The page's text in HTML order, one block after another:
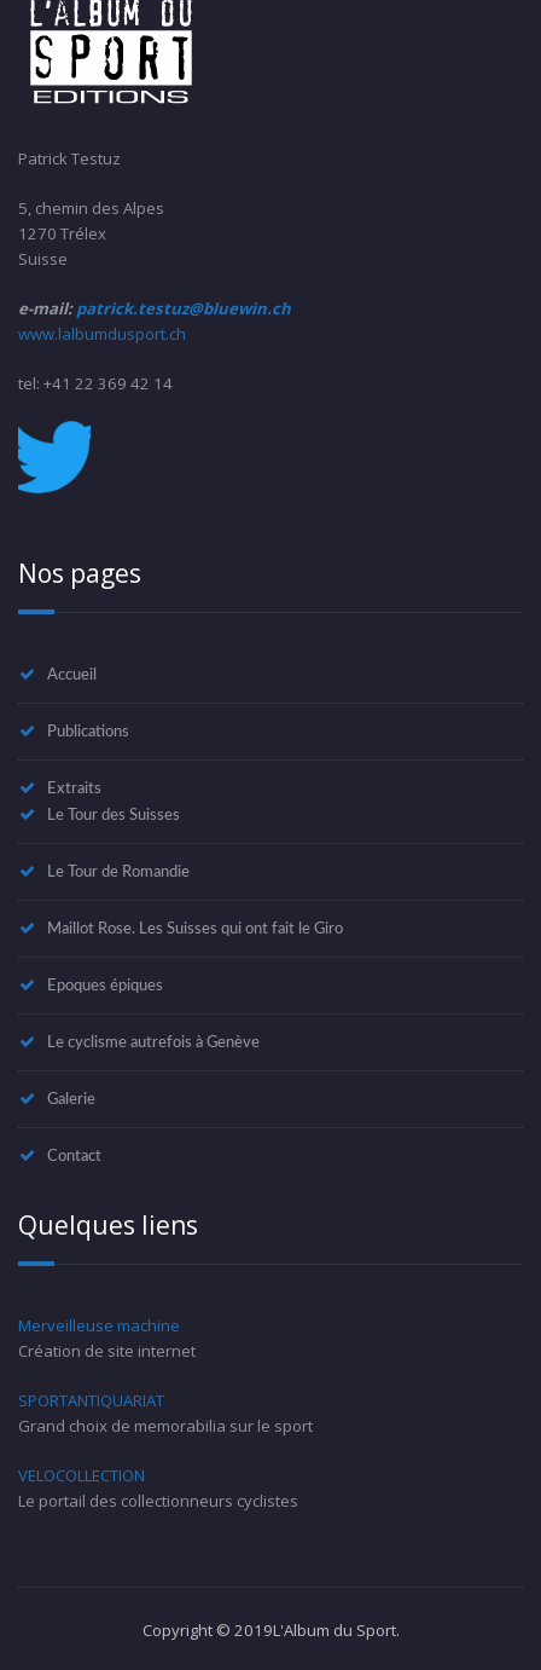
Patrick Testuz
5, chemin des Alpes
1270 Trélex
Suisse
e-mail:patrick.testuz@bluewin.ch
www.lalbumdusport.ch
tel: +41 22 369 42 14
Nos pages
Accueil
Publications
Extraits
Le Tour des Suisses
Le Tour de Romandie
Maillot Rose. Les Suisses qui ont fait le Giro
Epoques épiques
Le cyclisme autrefois à Genève
Galerie
Contact
Quelques liens
Merveilleuse machine
Création de site internet
SPORTANTIQUARIAT
Grand choix de memorabilia sur le sport
VELOCOLLECTION
Le portail des collectionneurs cyclistes
Copyright © 2019L'Album du Sport.